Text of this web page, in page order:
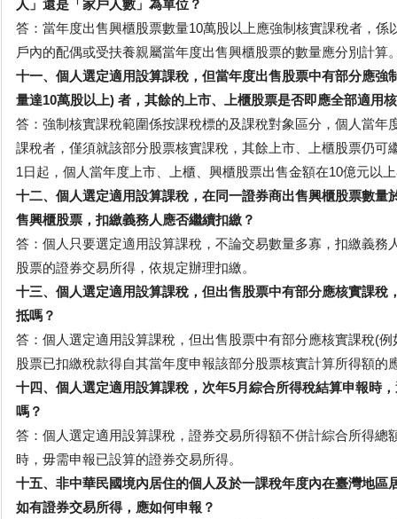
人」還是「家戶人數」為單位？
答：當年度出售興櫃股票數量10萬股以上應強制核實課稅者，係
戶內的配偶或受扶養親屬當年度出售興櫃股票的數量應分別計算
十一、個人選定適用設算課稅，但當年度出售股票中有部分應強
量達10萬股以上) 者，其餘的上市、上櫃股票是否即應全部適用
答：強制核實課稅範圍係按課稅標的及課稅對象區分，個人當年
課稅者，僅須就該部分股票核實課稅，其餘上市、上櫃股票仍可
1日起，個人當年度上市、上櫃、興櫃股票出售金額在10億元以
十二、個人選定適用設算課稅，在同一證券商出售興櫃股票數量
售興櫃股票，扣繳義務人應否繼續扣繳？
答：個人只要選定適用設算課稅，不論交易數量多寡，扣繳義務
股票的證券交易所得，依規定辦理扣繳。
十三、個人選定適用設算課稅，但出售股票中有部分應核實課稅
抵嗎？
答：個人選定適用設算課稅，但出售股票中有部分應核實課稅(
股票已扣繳稅款得自其當年度申報該部分股票核實計算所得額的
十四、個人選定適用設算課稅，次年5月綜合所得稅結算申報時
嗎？
答：個人選定適用設算課稅，證券交易所得額不併計綜合所得總
時，毋需申報已設算的證券交易所得。
十五、非中華民國境內居住的個人及於一課稅年度內在臺灣地區
如有證券交易所得，應如何申報？